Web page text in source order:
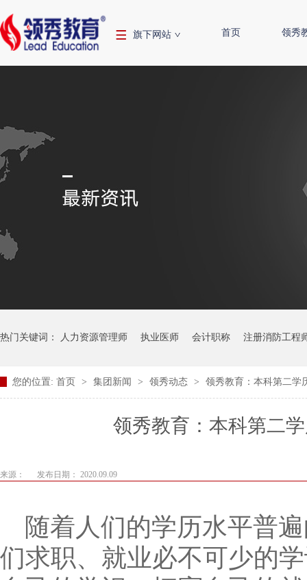
旗下网站 首页 领秀
热门关键词： 人力资源管理师 执业医师 会计职称 注册消防工程
您的位置: 首页 > 集团新闻 > 领秀动态 > 领秀教育：本科第二学
领秀教育：本科第二
来源： 发布日期： 2020.09.09
随着人们的学历水平普
们求职、就业必不可少的